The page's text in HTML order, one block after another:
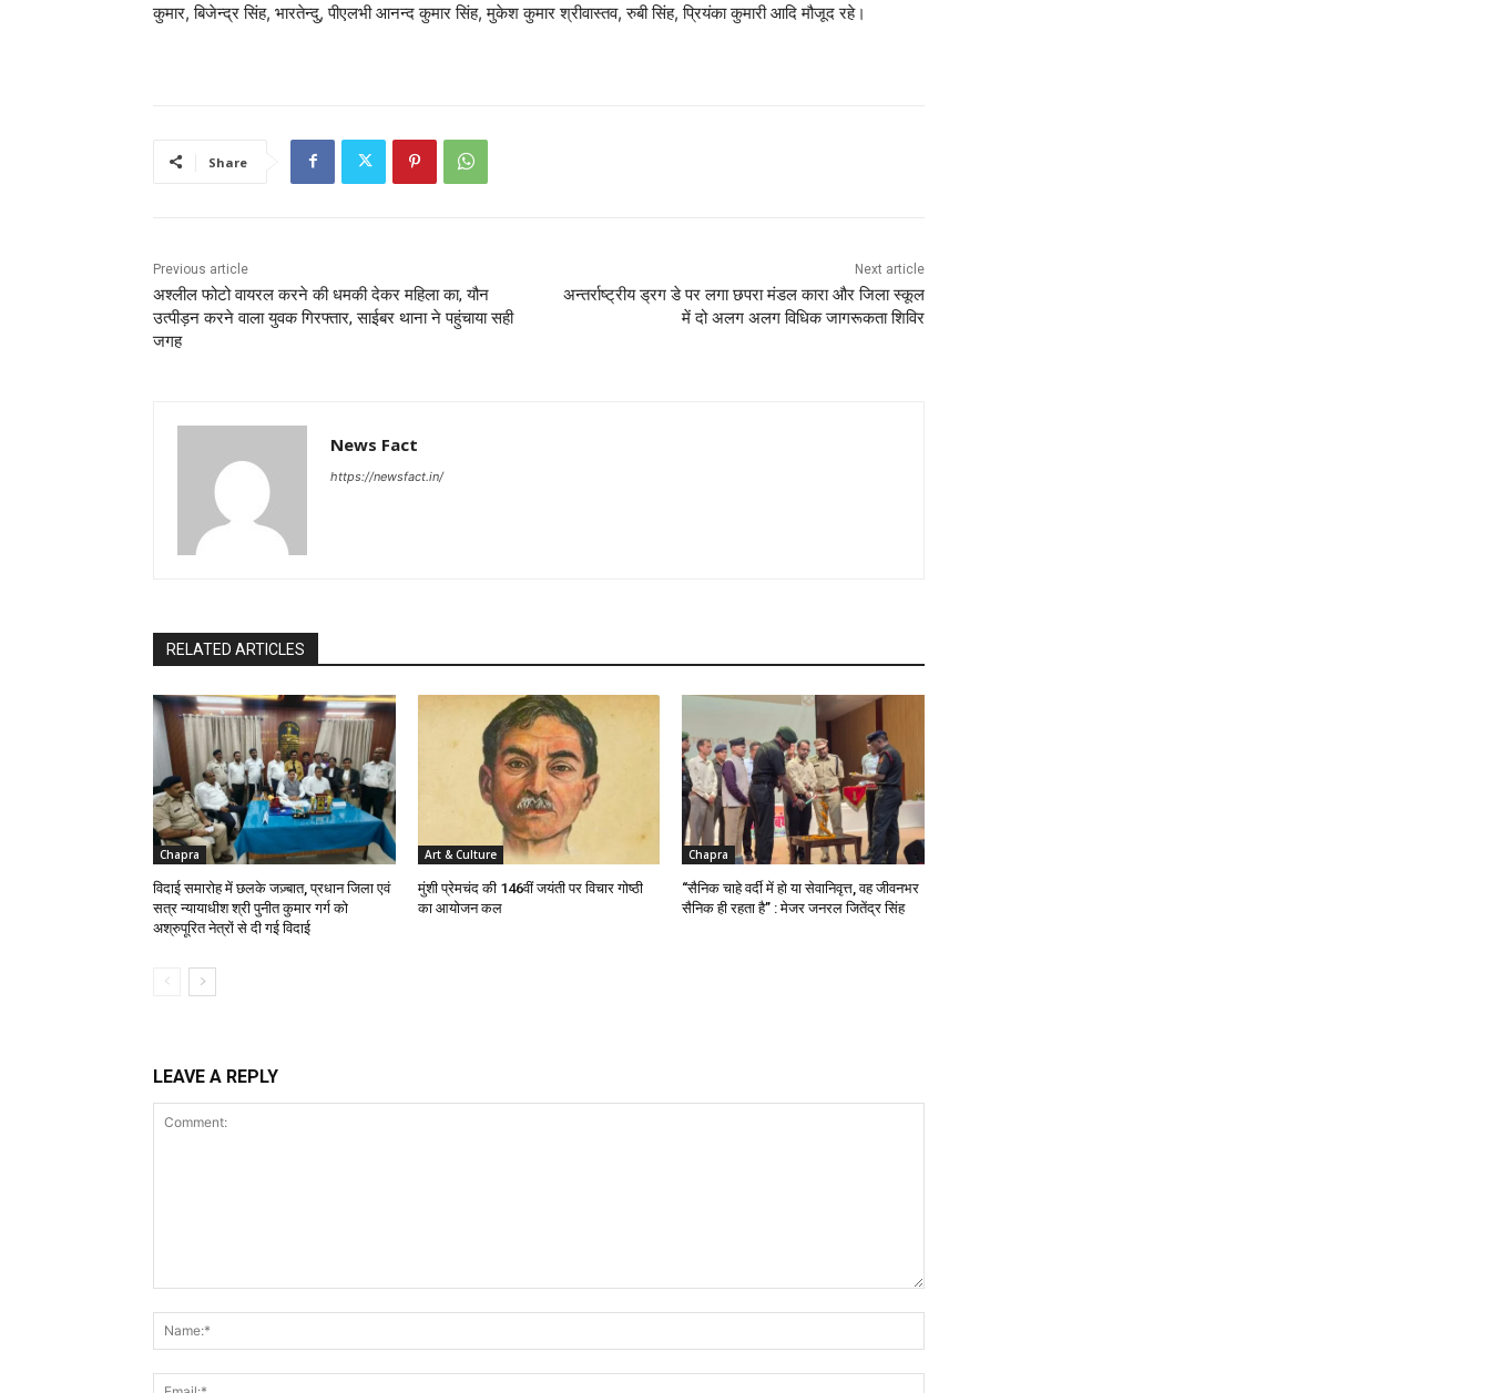
कुमार, बिजेन्द्र सिंह, भारतेन्दु, पीएलभी आनन्द कुमार सिंह, मुकेश कुमार श्रीवास्तव, रुबी सिंह, प्रियंका कुमारी आदि मौजूद रहे।
Share
Previous article
अश्लील फोटो वायरल करने की धमकी देकर महिला का, यौन
उत्पीड़न करने वाला युवक गिरफ्तार, साईबर थाना ने पहुंचाया सही
जगह
Next article
अन्तर्राष्ट्रीय ड्रग डे पर लगा छपरा मंडल कारा और जिला स्कूल
में दो अलग अलग विधिक जागरूकता शिविर
News Fact
https://newsfact.in/
RELATED ARTICLES
Chapra
विदाई समारोह में छलके जज़्बात, प्रधान जिला एवं
सत्र न्यायाधीश श्री पुनीत कुमार गर्ग को
अश्रुपूरित नेत्रों से दी गई विदाई
Art & Culture
मुंशी प्रेमचंद की 146वीं जयंती पर विचार गोष्ठी
का आयोजन कल
Chapra
“सैनिक चाहे वर्दी में हो या सेवानिवृत्त, वह जीवनभर
सैनिक ही रहता है” : मेजर जनरल जितेंद्र सिंह
LEAVE A REPLY